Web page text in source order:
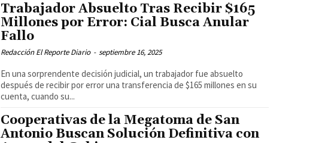
Trabajador Absuelto Tras Recibir $165
Millones por Error: Cial Busca Anular
Fallo
Redacción El Reporte Diario - septiembre 16, 2025
En una sorprendente decisión judicial, un trabajador fue absuelto
después de recibir por error una transferencia de $165 millones en su
cuenta, cuando su...
Cooperativas de la Megatoma de San
Antonio Buscan Solución Definitiva con